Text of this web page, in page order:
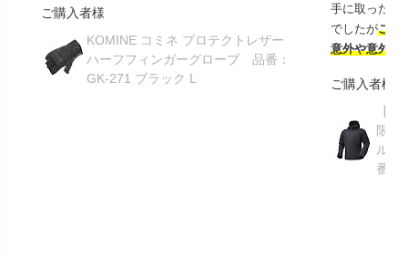
ご購入者様
KOMINE コミネ プロテクトレザー
ハーフフィンガーグローブ 品番：
GK-271 ブラック L
手に取ったと
でしたがこの
意外や意外ス
ご購入者様
限り
ルメ
番：